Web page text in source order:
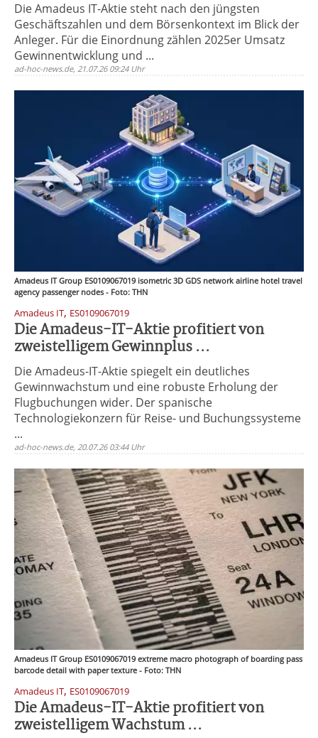
Die Amadeus IT-Aktie steht nach den jüngsten
Geschäftszahlen und dem Börsenkontext im Blick der
Anleger. Für die Einordnung zählen 2025er Umsatz
Gewinnentwicklung und ...
ad-hoc-news.de, 21.07.26 09:24 Uhr
Amadeus IT Group ES0109067019 isometric 3D GDS network airline hotel travel
agency passenger nodes - Foto: THN
Amadeus IT, ES0109067019
Die Amadeus-IT-Aktie profitiert von
zweistelligem Gewinnplus ...
Die Amadeus-IT-Aktie spiegelt ein deutliches
Gewinnwachstum und eine robuste Erholung der
Flugbuchungen wider. Der spanische
Technologiekonzern für Reise- und Buchungssysteme
...
ad-hoc-news.de, 20.07.26 03:44 Uhr
Amadeus IT Group ES0109067019 extreme macro photograph of boarding pass
barcode detail with paper texture - Foto: THN
Amadeus IT, ES0109067019
Die Amadeus-IT-Aktie profitiert von
zweistelligem Wachstum ...